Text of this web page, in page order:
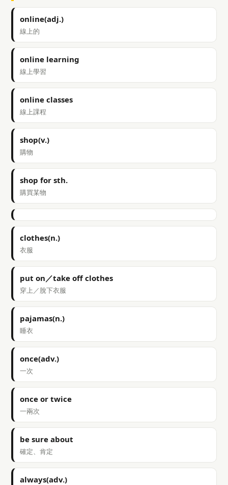
online(adj.)
線上的
online learning
線上學習
online classes
線上課程
shop(v.)
購物
shop for sth.
購買某物
clothes(n.)
衣服
put on／take off clothes
穿上／脫下衣服
pajamas(n.)
睡衣
once(adv.)
一次
once or twice
一兩次
be sure about
確定、肯定
always(adv.)